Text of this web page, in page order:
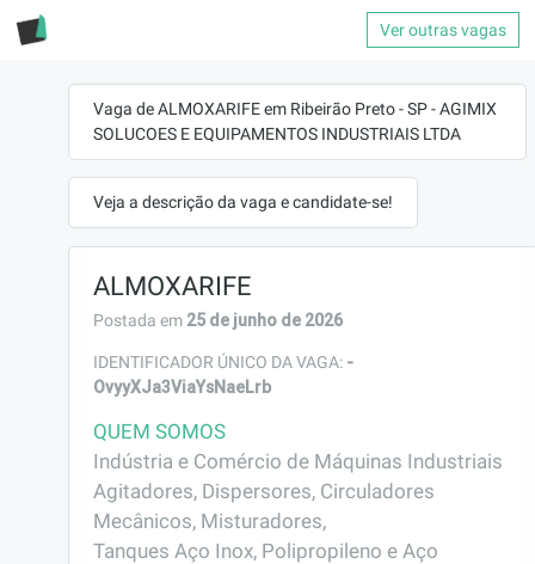
Ver outras vagas
Vaga de ALMOXARIFE em Ribeirão Preto - SP - AGIMIX
SOLUCOES E EQUIPAMENTOS INDUSTRIAIS LTDA
Veja a descrição da vaga e candidate-se!
ALMOXARIFE
Postada em 25 de junho de 2026
IDENTIFICADOR ÚNICO DA VAGA: -
OvyyXJa3ViaYsNaeLrb
QUEM SOMOS
Indústria e Comércio de Máquinas Industriais
Agitadores, Dispersores, Circuladores
Mecânicos, Misturadores,
Tanques Aço Inox, Polipropileno e Aço